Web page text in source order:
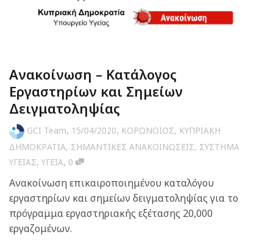
Ανακοίνωση – Κατάλογος
Εργαστηρίων και Σημείων
Δειγματοληψίας
GCI Team, 15/04/2020, ΚΟΡΩΝΟΪΟΣ, ΚΥΠΡΙΑΚΗ
ΔΗΜΟΚΡΑΤΙΑ, ΣΗΜΑΝΤΙΚΕΣ ΑΝΑΚΟΙΝΩΣΕΙΣ, ΣΥΣΤΗΜΑ
ΥΓΕΙΑΣ, ΥΓΕΙΑ, 0
Ανακοίνωση επικαιροποιημένου καταλόγου
εργαστηρίων και σημείων δειγματοληψίας για το
πρόγραμμα εργαστηριακής εξέτασης 20,000
εργαζομένων.